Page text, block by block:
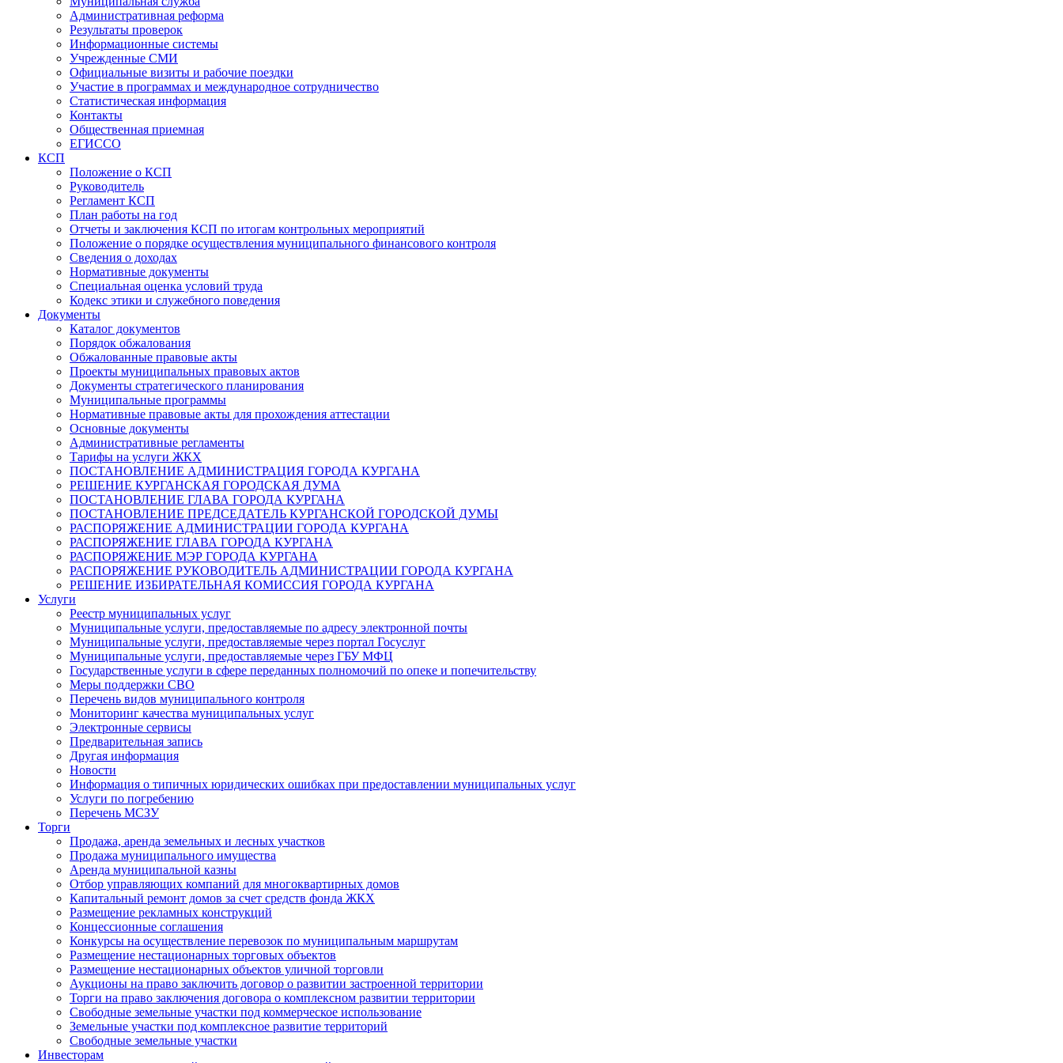
Административная реформа
Результаты проверок
Информационные системы
Учрежденные СМИ
Официальные визиты и рабочие поездки
Участие в программах и международное сотрудничество
Статистическая информация
Контакты
Общественная приемная
ЕГИССО
КСП
Положение о КСП
Руководитель
Регламент КСП
План работы на год
Отчеты и заключения КСП по итогам контрольных мероприятий
Положение о порядке осуществления муниципального финансового контроля
Сведения о доходах
Нормативные документы
Специальная оценка условий труда
Кодекс этики и служебного поведения
Документы
Каталог документов
Порядок обжалования
Обжалованные правовые акты
Проекты муниципальных правовых актов
Документы стратегического планирования
Муниципальные программы
Нормативные правовые акты для прохождения аттестации
Основные документы
Административные регламенты
Тарифы на услуги ЖКХ
ПОСТАНОВЛЕНИЕ АДМИНИСТРАЦИЯ ГОРОДА КУРГАНА
РЕШЕНИЕ КУРГАНСКАЯ ГОРОДСКАЯ ДУМА
ПОСТАНОВЛЕНИЕ ГЛАВА ГОРОДА КУРГАНА
ПОСТАНОВЛЕНИЕ ПРЕДСЕДАТЕЛЬ КУРГАНСКОЙ ГОРОДСКОЙ ДУМЫ
РАСПОРЯЖЕНИЕ АДМИНИСТРАЦИИ ГОРОДА КУРГАНА
РАСПОРЯЖЕНИЕ ГЛАВА ГОРОДА КУРГАНА
РАСПОРЯЖЕНИЕ МЭР ГОРОДА КУРГАНА
РАСПОРЯЖЕНИЕ РУКОВОДИТЕЛЬ АДМИНИСТРАЦИИ ГОРОДА КУРГАНА
РЕШЕНИЕ ИЗБИРАТЕЛЬНАЯ КОМИССИЯ ГОРОДА КУРГАНА
Услуги
Реестр муниципальных услуг
Муниципальные услуги, предоставляемые по адресу электронной почты
Муниципальные услуги, предоставляемые через портал Госуслуг
Муниципальные услуги, предоставляемые через ГБУ МФЦ
Государственные услуги в сфере переданных полномочий по опеке и попечительству
Меры поддержки СВО
Перечень видов муниципального контроля
Мониторинг качества муниципальных услуг
Электронные сервисы
Предварительная запись
Другая информация
Новости
Информация о типичных юридических ошибках при предоставлении муниципальных услуг
Услуги по погребению
Перечень МСЗУ
Торги
Продажа, аренда земельных и лесных участков
Продажа муниципального имущества
Аренда муниципальной казны
Отбор управляющих компаний для многоквартирных домов
Капитальный ремонт домов за счет средств фонда ЖКХ
Размещение рекламных конструкций
Концессионные соглашения
Конкурсы на осуществление перевозок по муниципальным маршрутам
Размещение нестационарных торговых объектов
Размещение нестационарных объектов уличной торговли
Аукционы на право заключить договор о развитии застроенной территории
Торги на право заключения договора о комплексном развитии территории
Свободные земельные участки под коммерческое использование
Земельные участки под комплексное развитие территорий
Свободные земельные участки
Инвесторам